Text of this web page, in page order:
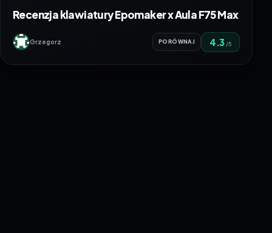
Recenzja klawiatury Epomaker x Aula F75 Max
Grzegorz PORÓWNAJ 4.3 /5